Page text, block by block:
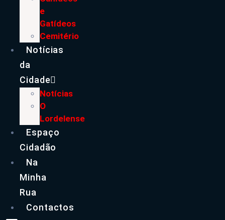
e
Gatídeos
Cemitério
Notícias
da
Cidade
Notícias
O
Lordelense
Espaço
Cidadão
Na
Minha
Rua
Contactos